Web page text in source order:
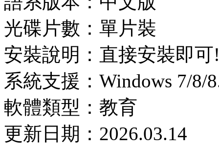
光碟片數：單片裝
安裝說明：直接安裝即可
系統支援：Windows 7/8/
軟體類型：教育
更新日期：2026.03.14